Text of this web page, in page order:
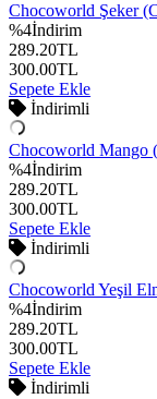
Chocoworld Şeker
%4İndirim
289.20TL
300.00TL
Sepete Ekle
İndirimli
Chocoworld Mango
%4İndirim
289.20TL
300.00TL
Sepete Ekle
İndirimli
Chocoworld Yeşil
%4İndirim
289.20TL
300.00TL
Sepete Ekle
İndirimli